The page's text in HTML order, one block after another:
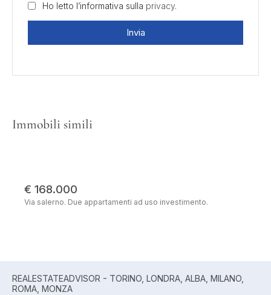
Ho letto l’informativa sulla privacy.
Invia
Immobili simili
€ 168.000
Via salerno. Due appartamenti ad uso investimento.
REALESTATEADVISOR - TORINO, LONDRA, ALBA, MILANO,
ROMA, MONZA